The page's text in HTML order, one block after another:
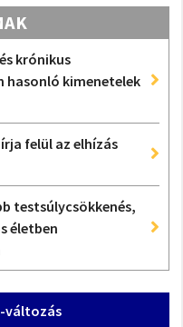
krónikus
hasonló kimenetelek
felül az elhízás
testsúlycsökkenés,
életben
változás